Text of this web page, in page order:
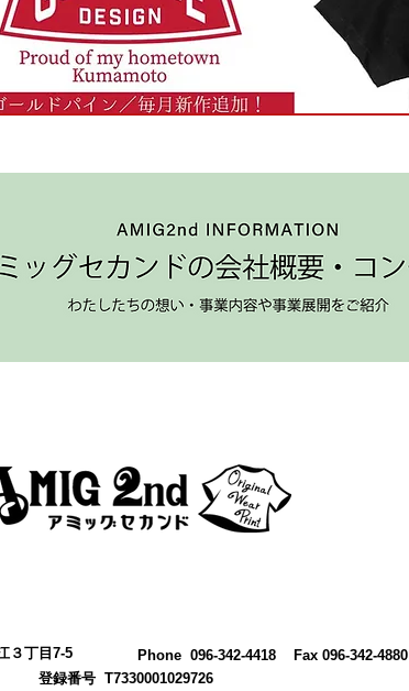
３丁目7-5
登録番号 T7330001029726
​Phone 096-342-4418 Fax 096-342-4880